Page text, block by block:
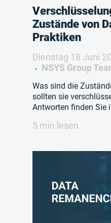
Zustände von
Praktiken
Dienstag 18 Juni
NSYS Group
Was sind die
sollten sie
Antworten finden Sie
5 min lesen